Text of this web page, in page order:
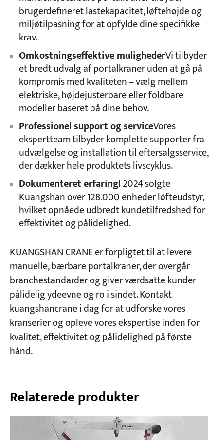
brugerdefineret lastekapacitet, løftehøjde og
miljøtilpasning for at opfylde dine specifikke
krav.
Omkostningseffektive mulighederVi tilbyder
et bredt udvalg af portalkraner uden at gå på
kompromis med kvaliteten – vælg mellem
elektriske, højdejusterbare eller foldbare
modeller baseret på dine behov.
Professionel support og serviceVores
ekspertteam tilbyder komplette supporter fra
udvælgelse og installation til eftersalgsservice,
der dækker hele produktets livscyklus.
Dokumenteret erfaringI 2024 solgte
Kuangshan over 128.000 enheder løfteudstyr,
hvilket opnåede udbredt kundetilfredshed for
effektivitet og pålidelighed.
KUANGSHAN CRANE er forpligtet til at levere
manuelle, bærbare portalkraner, der overgår
branchestandarder og giver værdsatte kunder
pålidelig ydeevne og ro i sindet. Kontakt
kuangshancrane i dag for at udforske vores
kranserier og opleve vores ekspertise inden for
kvalitet, effektivitet og pålidelighed på første
hånd.
Relaterede produkter